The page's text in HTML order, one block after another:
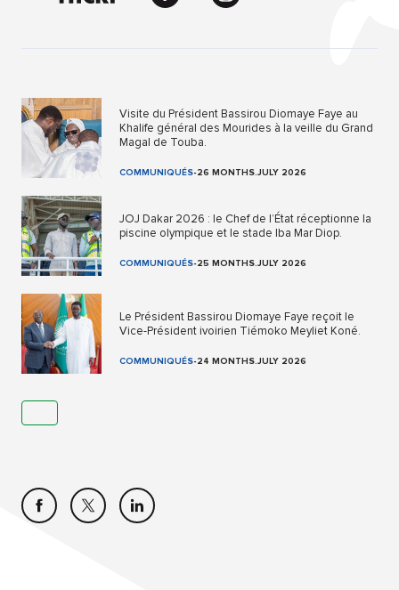
Visite du Président Bassirou Diomaye Faye au
Khalife général des Mourides à la veille du Grand
Magal de Touba.
COMMUNIQUÉS-26 MONTHS.JULY 2026
JOJ Dakar 2026 : le Chef de l’État réceptionne la
piscine olympique et le stade Iba Mar Diop.
COMMUNIQUÉS-25 MONTHS.JULY 2026
Le Président Bassirou Diomaye Faye reçoit le
Vice-Président ivoirien Tiémoko Meyliet Koné.
COMMUNIQUÉS-24 MONTHS.JULY 2026